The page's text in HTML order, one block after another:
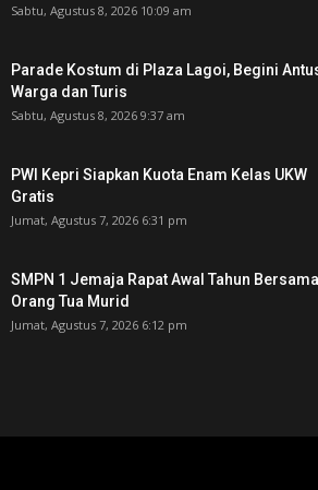
Sabtu, Agustus 8, 2026 10:09 am
Parade Kostum di Plaza Lagoi, Begini
Warga dan Turis
Sabtu, Agustus 8, 2026 9:37 am
PWI Kepri Siapkan Kuota Enam Kelas UKW
Gratis
Jumat, Agustus 7, 2026 6:31 pm
SMPN 1 Jemaja Rapat Awal Tahun Bersama
Orang Tua Murid ‎
Jumat, Agustus 7, 2026 6:12 pm